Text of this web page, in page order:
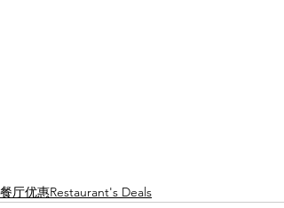
餐厅优惠Restaurant's Deals